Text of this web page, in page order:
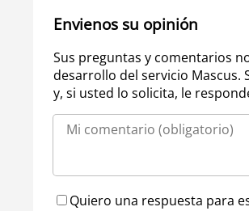
Envienos su opinión
Sus preguntas y comentarios
desarrollo del servicio Mascus.
y, si usted lo solicita, le
Quiero una respuesta para